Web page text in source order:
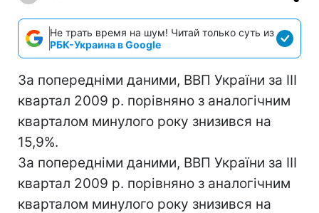
Не трать время на шум! Читай только суть из
РБК-Украина в Google
За попередніми даними, ВВП України за ІIІ
квартал 2009 р. порівняно з аналогічним
кварталом минулого року знизився на
15,9%.
За попередніми даними, ВВП України за ІIІ
квартал 2009 р. порівняно з аналогічним
кварталом минулого року знизився на